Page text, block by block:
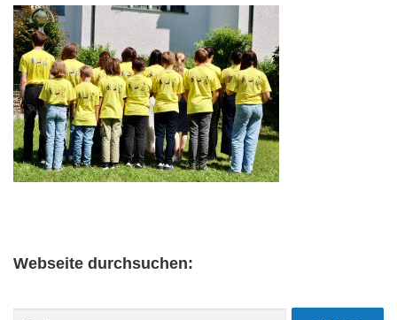
Webseite durchsuchen: